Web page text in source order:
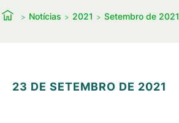
Notícias 2021 Setembro de 2021
23 DE SETEMBRO DE 2021